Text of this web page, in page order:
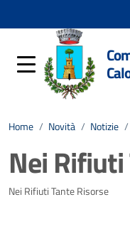
Home / Novità / Notizie /
Nei
Dettagli
Nei Rifiuti Tante Risorse